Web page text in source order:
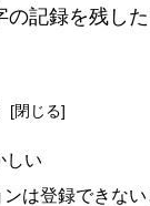
記録を残した
しい
は登録できな